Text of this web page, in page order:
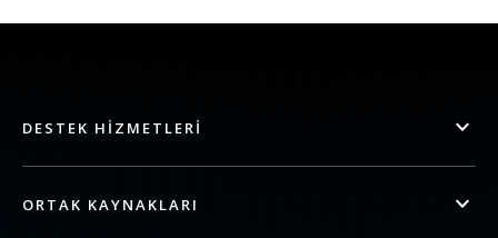
DESTEK HIZMETLERI
ORTAK KAYNAKLARI